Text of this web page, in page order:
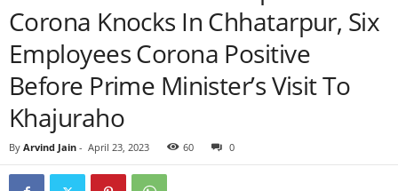
Corona Knocks In Chhatarpur, Six
Employees Corona Positive
Before Prime Minister’s Visit To
Khajuraho
By Arvind Jain - April 23, 2023 60 0